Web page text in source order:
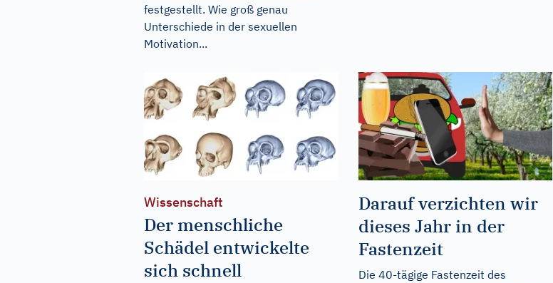
festgestellt. Wie groß genau
Unterschiede in der sexuellen
Motivation...
Wissenschaft
Der menschliche
Schädel entwickelte
sich schnell
Darauf verzichten wir
dieses Jahr in der
Fastenzeit
Die 40-tägige Fastenzeit des